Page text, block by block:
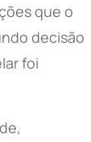
que o
decisão
foi